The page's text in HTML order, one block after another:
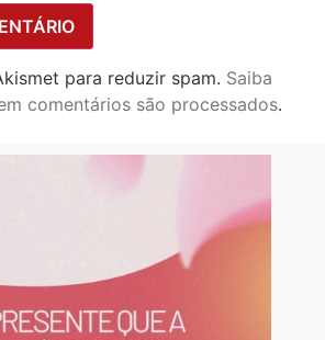
para reduzir spam. Saiba
comentários são processados.